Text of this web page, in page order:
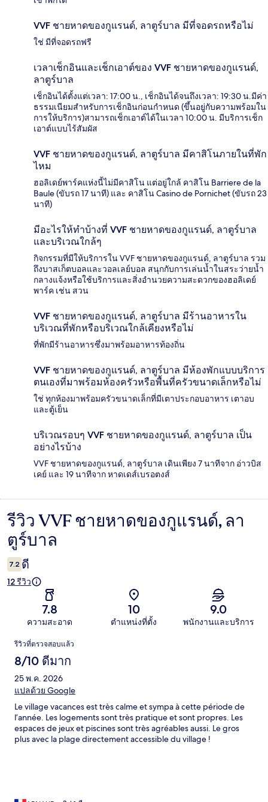
VVF ชายหาดของกูแรนด์, ลาตูร์บาล มีที่จอดรถหรือไม่
ใช่ มีที่จอดรถฟรี
เวลาเช็กอินและเช็กเอาต์ของ VVF ชายหาดของกูแรนด์,
ลาตูร์บาล
เช็กอินได้ตั้งแต่เวลา: 17:00 น., เช็กอินได้จนถึงเวลา: 19:30 น.มีค่า
ธรรมเนียมสำหรับการเช็กอินก่อนกำหนด (ขึ้นอยู่กับความพร้อมใน
การให้บริการ)สามารถเช็กเอาต์ได้ในเวลา 10:00 น. มีบริการเช็ก
เอาต์แบบไร้สัมผัส
VVF ชายหาดของกูแรนด์, ลาตูร์บาล มีคาสิโนภายในที่พัก
ไหม
ฮอลิเดย์พาร์คแห่งนี้ไม่มีคาสิโน แต่อยู่ใกล้ คาสิโน Barriere de la
Baule (ขับรถ 17 นาที) และ คาสิโน Casino de Pornichet (ขับรถ 23
นาที)
มีอะไรให้ทำบ้างที่ VVF ชายหาดของกูแรนด์, ลาตูร์บาล
และบริเวณใกล้ๆ
กิจกรรมที่มีให้บริการใน VVF ชายหาดของกูแรนด์, ลาตูร์บาล รวม
ถึงบาสเก็ตบอลและวอลเลย์บอล สนุกกับการเล่นน้ำในสระว่ายน้ำ
กลางแจ้งหรือใช้บริการและสิ่งอำนวยความสะดวกของฮอลิเดย์
พาร์ค เช่น สวน
VVF ชายหาดของกูแรนด์, ลาตูร์บาล มีร้านอาหารใน
บริเวณที่พักหรือบริเวณใกล้เคียงหรือไม่
ที่พักมีร้านอาหารซึ่งมาพร้อมอาหารท้องถิ่น
VVF ชายหาดของกูแรนด์, ลาตูร์บาล มีห้องพักแบบบริการ
ตนเองที่มาพร้อมห้องครัวหรือพื้นที่ครัวขนาดเล็กหรือไม่
ใช่ ทุกห้องมาพร้อมครัวขนาดเล็กที่มีเตาประกอบอาหาร เตาอบ
และตู้เย็น
บริเวณรอบๆ VVF ชายหาดของกูแรนด์, ลาตูร์บาล เป็น
อย่างไรบ้าง
VVF ชายหาดของกูแรนด์, ลาตูร์บาล เดินเพียง 7 นาทีจาก อ่าวบิส
เคย์ และ 19 นาทีจาก หาดเดส์เบรอตงส์
รีวิว
รีวิว VVF ชายหาดของกูแรนด์, ลา
ตูร์บาล
7.2 ดี
12 รีวิว
7.8
ความสะอาด
10
ตำแหน่งที่ตั้ง
9.0
พนักงานและบริการ
รีวิว
รีวิวที่ตรวจสอบแล้ว
8/10 ดีมาก
25 พ.ค. 2026
แปลด้วย Google
Le village vacances est très calme et sympa à cette période de
l’année. Les logements sont très pratique et sont propres. Les
espaces de jeux et piscines sont très agréables aussi. Le gros
plus avec la plage directement accessible du village !